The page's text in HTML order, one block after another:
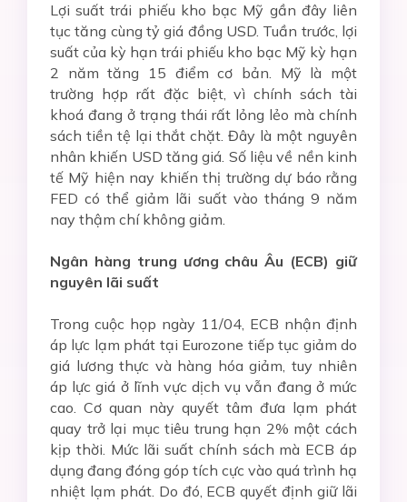
Lợi suất trái phiếu kho bạc Mỹ gần đây liên
tục tăng cùng tỷ giá đồng USD. Tuần trước, lợi
suất của kỳ hạn trái phiếu kho bạc Mỹ kỳ hạn
2 năm tăng 15 điểm cơ bản. Mỹ là một
trường hợp rất đặc biệt, vì chính sách tài
khoá đang ở trạng thái rất lỏng lẻo mà chính
sách tiền tệ lại thắt chặt. Đây là một nguyên
nhân khiến USD tăng giá. Số liệu về nền kinh
tế Mỹ hiện nay khiến thị trường dự báo rằng
FED có thể giảm lãi suất vào tháng 9 năm
nay thậm chí không giảm.
Ngân hàng trung ương châu Âu (ECB) giữ
nguyên lãi suất
Trong cuộc họp ngày 11/04, ECB nhận định
áp lực lạm phát tại Eurozone tiếp tục giảm do
giá lương thực và hàng hóa giảm, tuy nhiên
áp lực giá ở lĩnh vực dịch vụ vẫn đang ở mức
cao. Cơ quan này quyết tâm đưa lạm phát
quay trở lại mục tiêu trung hạn 2% một cách
kịp thời. Mức lãi suất chính sách mà ECB áp
dụng đang đóng góp tích cực vào quá trình hạ
nhiệt lạm phát. Do đó, ECB quyết định giữ lãi